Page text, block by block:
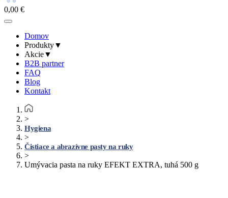
0,00 €
Domov
Produkty▼
Akcie▼
B2B partner
FAQ
Blog
Kontakt
>
Hygiena
>
Čistiace a abrazívne pasty na ruky
>
Umývacia pasta na ruky EFEKT EXTRA, tuhá 500 g